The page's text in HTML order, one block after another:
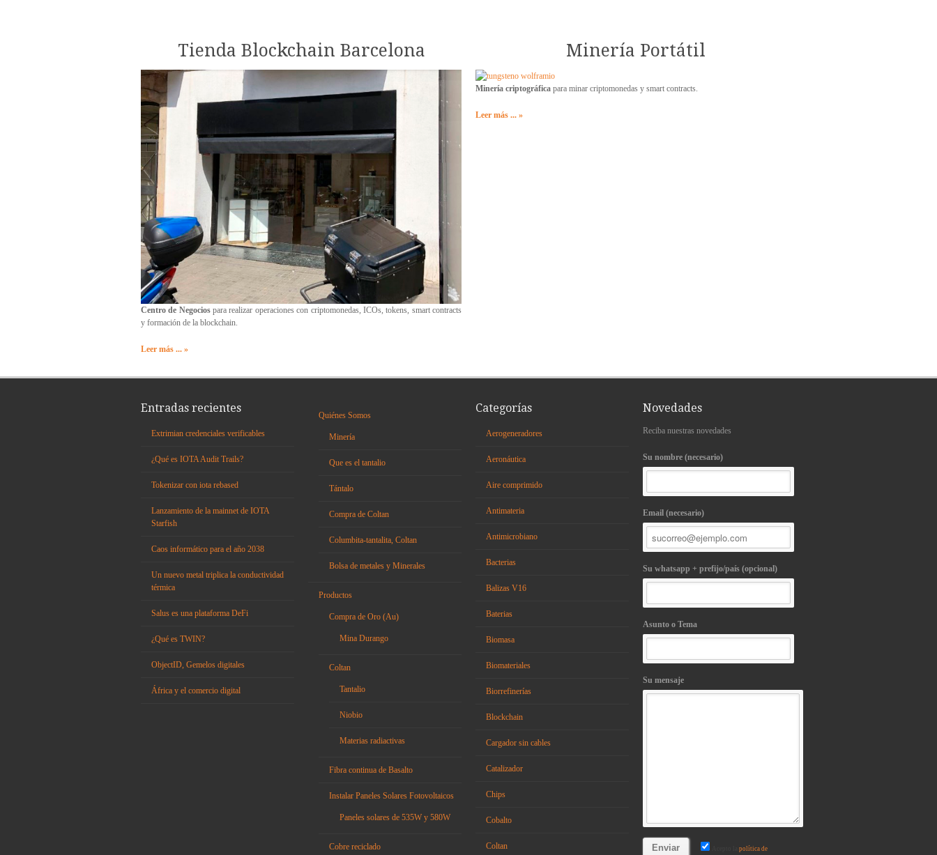
Tienda Blockchain Barcelona
Centro de Negociospara realizar operaciones con criptomonedas, ICOs, tokens, smart contracts
y formación de la blockchain.
Leer más ... »
Minería Portátil
Minería criptográfica para minar criptomonedas y smart contracts.
Leer más ... »
Entradas recientes
Extrimian credenciales verificables
¿Qué es IOTA Audit Trails?
Tokenizar con iota rebased
Lanzamiento de la mainnet de IOTA
Starfish
Caos informático para el año 2038
Un nuevo metal triplica la conductividad
térmica
Salus es una plataforma DeFi
¿Qué es TWIN?
ObjectID, Gemelos digitales
África y el comercio digital
Quiénes Somos
Minería
Que es el tantalio
Tántalo
Compra de Coltan
Columbita-tantalita, Coltan
Bolsa de metales y Minerales
Productos
Compra de Oro (Au)
Mina Durango
Coltan
Tantalio
Niobio
Materias radiactivas
Fibra continua de Basalto
Instalar Paneles Solares Fotovoltaicos
Paneles solares de 535W y 580W
Cobre reciclado
Categorías
Aerogeneradores
Aeronáutica
Aire comprimido
Antimateria
Antimicrobiano
Bacterias
Balizas V16
Baterias
Biomasa
Biomateriales
Biorrefinerías
Blockchain
Cargador sin cables
Catalizador
Chips
Cobalto
Coltan
Novedades
Reciba nuestras novedades
Su nombre (necesario)
Email (necesario)
Su whatsapp + prefijo/país (opcional)
Asunto o Tema
Su mensaje
política de